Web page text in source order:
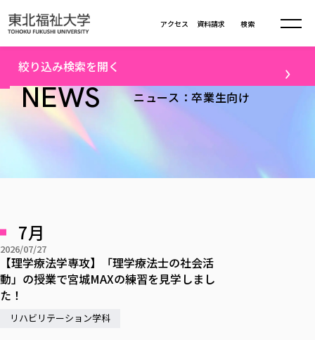
資料請求
アクセス 検索
建学の精神・教育の理念
学長室の窓
教育方針
大学の概要
大学の歩み
学生・教職員・卒業生数
校歌の歴史
大学の取り組み
大学の取り組み
社会連携・研究
情報公開
寄附行為
学部・大学院
学部・大学院TOP
総合福祉学部
社会福祉学科
福祉心理学科
共生まちづくり学部
共生まちづくり学部
教育学部
健康科学部
入学試験 進路・就職 TOP
課外活動
NEWS ニュース：卒業生向け
絞り込み検索を開く
テーマ
すべて
配信対象
すべて
受験生向け
高校の先生向け
7月
2026/07/27
【理学療法学専攻】「理学療法士の社会活
動」の授業で宮城MAXの練習を見学しまし
た！
リハビリテーション学科